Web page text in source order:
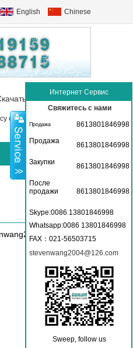
English Chinese
Коммуникация
converter
Интернет Сервис
Свяжитесь с нами
Продажа
8613801846998
Продажа
8613801846998
Закупки 8613801846998
После
продажи
8613801846998
Skype:0086 13801846998
Whatsapp:0086 13801846998
FAX ：021-56503715
stevenwang2004@126.com
Sweep, follow us